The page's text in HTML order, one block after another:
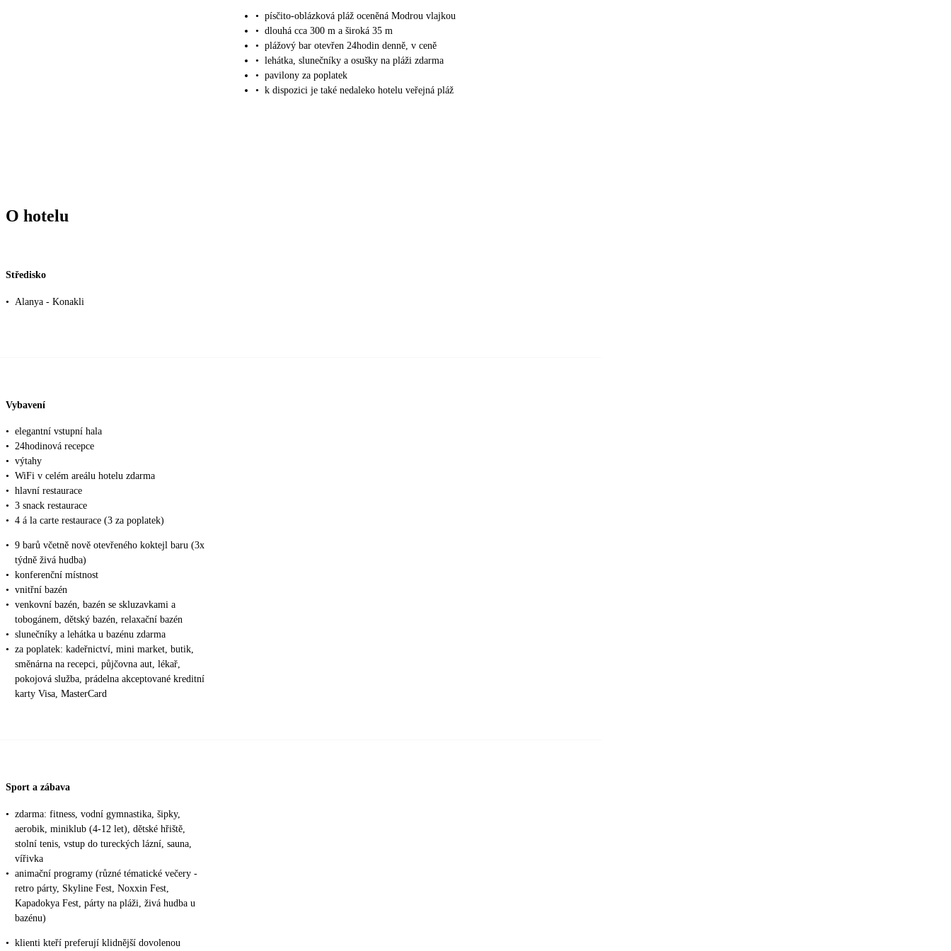
• písčito-oblázková pláž oceněná Modrou vlajkou
• dlouhá cca 300 m a široká 35 m
• plážový bar otevřen 24hodin denně, v ceně
• lehátka, slunečníky a osušky na pláži zdarma
• pavilony za poplatek
• k dispozici je také nedaleko hotelu veřejná pláž
O hotelu
Středisko
• Alanya - Konakli
Vybavení
• elegantní vstupní hala
• 24hodinová recepce
• výtahy
• WiFi v celém areálu hotelu zdarma
• hlavní restaurace
• 3 snack restaurace
• 4 á la carte restaurace (3 za poplatek)
• 9 barů včetně nově otevřeného koktejl baru (3x
týdně živá hudba)
• konferenční místnost
• vnitřní bazén
• venkovní bazén, bazén se skluzavkami a
tobogánem, dětský bazén, relaxační bazén
• slunečníky a lehátka u bazénu zdarma
• za poplatek: kadeřnictví, mini market, butik,
směnárna na recepci, půjčovna aut, lékař,
pokojová služba, prádelna akceptované kreditní
karty Visa, MasterCard
Sport a zábava
• zdarma: fitness, vodní gymnastika, šipky,
aerobik, miniklub (4-12 let), dětské hřiště,
stolní tenis, vstup do tureckých lázní, sauna,
vířivka
• animační programy (různé tématické večery -
retro párty, Skyline Fest, Noxxin Fest,
Kapadokya Fest, párty na pláži, živá hudba u
bazénu)
• klienti kteří preferují klidnější dovolenou